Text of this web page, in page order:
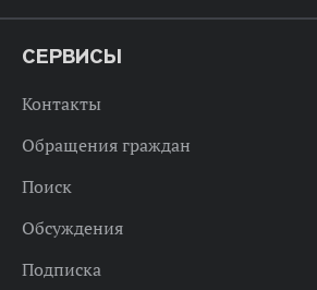
СЕРВИСЫ
Контакты
Обращения граждан
Поиск
Обсуждения
Подписка